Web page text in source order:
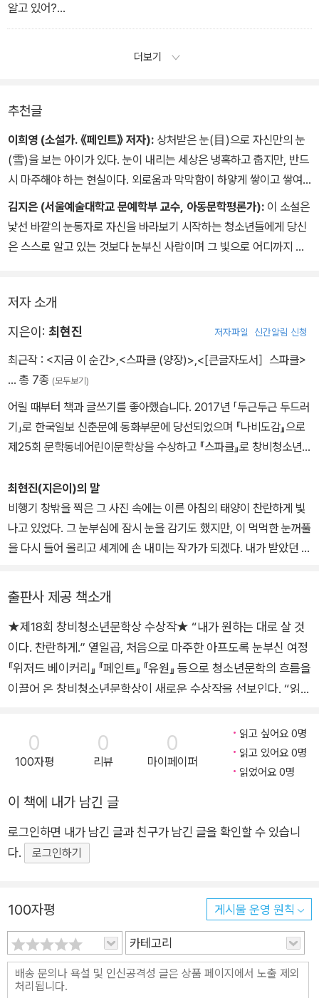
알고 있어?
알고 있을까……
더보기
추천글
이희영 (소설가. 《페인트》 저자): 상처받은 눈(目)으로 자신만의 눈
(雪)을 보는 아이가 있다. 눈이 내리는 세상은 냉혹하고 춥지만, 반드
시 마주해야 하는 현실이다. 외로움과 막막함이 하얗게 쌓이고 쌓여
발이 푹푹 빠지는 그 길을 주인공은 묵묵히 걸어간다. 결국 그 끝에서
차갑게 반짝이는 꿈과 대면한다. 우리는 그 힘겨운 여정을 통해 죽음
의 숭고함과 삶의 강인함을 함께 느끼고, 끝끝내 눈물을 흘리게 될 것
능성으로 멋지게 비상하라고 말한다. 그 자유로움이야말로 누군가가
든 이에게 『스파클』은 분명 뜨거운 용기의 불꽃이 되어 줄 것이다.
김지은 (서울예술대학교 문예학부 교수, 아동문학평론가): 이 소설은
낯선 바깥의 눈동자로 자신을 바라보기 시작하는 청소년들에게 당신
은 스스로 알고 있는 것보다 눈부신 사람이며 그 빛으로 어디까지 비
당신이 그랬던 것처럼. 그리고 작가는 어쩌면 다음 사람을 구하는 그
별이 바로 당신일지도 모른다고 말한다.
야겠다고 생각했다면 『스파클』을 읽어 보기 바란다. 이 소설은 당신
에게 미래에서 온 부드러운 각막을 선물한다. 어둡다는 것은 때로는
상대적 감각이며 이 소설을 통해 다른 시야로 세계를 본다면 그 어둠
으로부터 밝음을 향해 충분히 나아갈 수 있겠다는 용기를 획득하게
된다. 우리는 누군가를 대신해서 세상을 볼 수는 없지만 더 다양한 시
가 둘이 되고, 셋, 넷이 되는 사랑의 기적을 보여 준다. 우리 청소년에
게는 지금 이런 미래의 눈이 필요하다.
저자 소개
지은이: 최현진 저자파일 신간알림 신청
최근작 : <지금 이 순간> <스파클 (양장)> <[큰글자도서］스파클>
… 총 7종 (모두보기)
어릴 때부터 책과 글쓰기를 좋아했습니다. 2017년 「두근두근 두드러
기」로 한국일보 신춘문예 동화부문에 당선되었으며 『나비도감』으로
제25회 문학동네어린이문학상을 수상하고 『스파클』로 창비청소년
지원’ 선정작입니다.
최현진(지은이)의 말
비행기 창밖을 찍은 그 사진 속에는 이른 아침의 태양이 찬란하게 빛
나고 있었다. 그 눈부심에 잠시 눈을 감기도 했지만, 이 먹먹한 눈꺼풀
을 다시 들어 올리고 세계에 손 내미는 작가가 되겠다. 내가 받았던 믿
나게 될 모든 분들의 뜨거운 순간을 그리며.
출판사 제공 책소개
★제18회 창비청소년문학상 수상작★ “내가 원하는 대로 살 것
이다. 찬란하게.” 열일곱, 처음으로 마주한 아프도록 눈부신 여정
『위저드 베이커리』 『페인트』 『유원』 등으로 청소년문학의 흐름을
이끌어 온 창비청소년문학상이 새로운 수상작을 선보인다. “읽는
는 청소년심사단의 인상적인 평과 함께 수상작으로 선정된 『스파
클』(창비청소년문학 134)이다. 『스파클』은 오 년 전 사고로 오른
쪽 각막을 이식받은 청소년 ‘배유리’의 여정을 그린다. 사고 이후
자신에게 눈을 준 사람이 궁금해지고, 기증자의 지인 ‘시온’을 필
연적으로 만나게 된다. 오랜 시간 자라난 의문을 해결하기 위해
떠난 유리와 시온의 여행 끝에는 어떤 결말이 기다리고 있을까?
아갈 수 있을까? 복잡하게 얽혀 온 청소년기의 감정을 찬찬한 눈
으로 직시하는 작가 최현진의 시선이 오래도록 독자의 곁에 머무
른다. 성찰하는 문장, 용기를 주는 아름다운 결말까지, 피할 수 없
는 삶의 질문에 답해야 하는 모든 이들에게 자신 있게 내어놓는
작품이다. 자신만의 시린 계절을 지나는 모든 이에게 『스파클』은
0
100자평
0
리뷰
0
마이페이퍼
읽고 싶어요 0명
읽고 있어요 0명
읽었어요 0명
이 책에 내가 남긴 글
로그인하면 내가 남긴 글과 친구가 남긴 글을 확인할 수 있습니
다.
로그인하기
100자평 게시물 운영 원칙
카테고리